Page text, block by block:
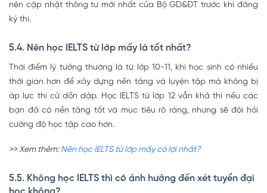
nên cập nhật thông tư mới nhất của Bộ GD&ĐT trước khi đăng
ký thi.
5.4. Nên học IELTS từ lớp mấy là tốt nhất?
Thời điểm lý tưởng thường là từ lớp 10-11, khi học sinh có nhiều
thời gian hơn để xây dựng nền tảng và luyện tập mà không bị
áp lực thi cử dồn dập. Học IELTS từ lớp 12 vẫn khả thi nếu các
bạn đã có nền tảng tốt và mục tiêu rõ ràng, nhưng sẽ đòi hỏi
cường độ học tập cao hơn.
>> Xem thêm: Nên học IELTS từ lớp mấy có lợi nhất?
5.5. Không học IELTS thì có ảnh hưởng đến xét tuyển đại